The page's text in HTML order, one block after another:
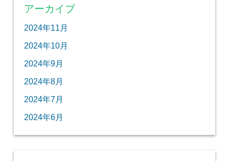
アーカイブ
2024年11月
2024年10月
2024年9月
2024年8月
2024年7月
2024年6月